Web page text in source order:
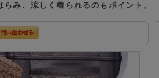
み、涼しく着られるのもポイント。